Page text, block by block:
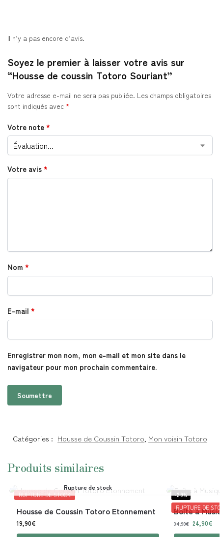
Il n’y a pas encore d’avis.
Soyez le premier à laisser votre avis sur
“Housse de coussin Totoro Souriant”
Votre adresse e-mail ne sera pas publiée. Les champs obligatoires
sont indiqués avec *
Votre note*
Votre avis*
Nom *
E-mail *
Enregistrer mon nom, mon e-mail et mon site dans le
navigateur pour mon prochain commentaire.
Catégories : Housse de Coussin Totoro, Mon voisin Totoro
Produits similaires
RUPTURE DE STOCK
Rupture de stock
Housse de Coussin Totoro Etonnement
19,90€
-29%
RUPTURE DE
Boîte à
34,90€ 24,90€